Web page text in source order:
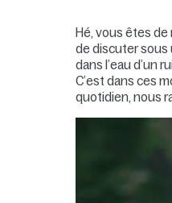
Hé, vous êtes
de discuter sous
dans l’eau d’un
C’est dans ces
quotidien, nous